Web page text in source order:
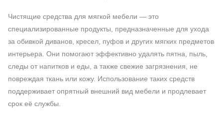
Чистящие средства для мягкой мебели — это
специализированные продукты, предназначенные для ухода
за обивкой диванов, кресел, пуфов и других мягких предметов
интерьера. Они помогают эффективно удалять пятна, пыль,
следы от напитков и еды, а также свежие загрязнения, не
повреждая ткань или кожу. Использование таких средств
поддерживает опрятный внешний вид мебели и продлевает
срок её службы.